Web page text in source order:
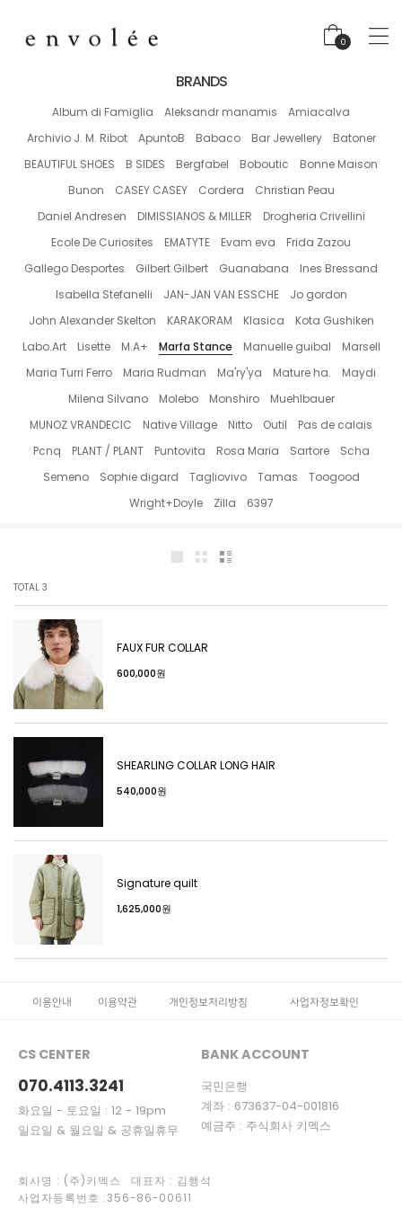
0
BRANDS
Album di Famiglia Aleksandr manamis
Amiacalva
Archivio J. M. Ribot
ApuntoB Babaco Bar Jewellery
Batoner
BEAUTIFUL SHOES
B SIDES Bergfabel Boboutic
Bonne Maison
Bunon
CASEY CASEY Cordera
Christian Peau
Daniel Andresen
DIMISSIANOS & MILLER
Drogheria Crivellini
Ecole De Curiosites
EMATYTE Evam eva
Frida Zazou
Gallego Desportes
Gilbert Gilbert Guanabana
Ines Bressand
Isabella Stefanelli
JAN-JAN VAN ESSCHE
Jo gordon
John Alexander Skelton
KARAKORAM Klasica
Kota Gushiken
Labo.Art
Lisette M.A+ Marfa Stance Manuelle guibal
Marsell
Maria Turri Ferro
Maria Rudman Ma'ry'ya Mature ha.
Maydi
Milena Silvano
Molebo Monshiro
Muehlbauer
MUNOZ VRANDECIC
Native Village Nitto Outil
Pas de calais
Pcnq
PLANT / PLANT Puntovita Rosa Maria Sartore
Scha
Semeno
Sophie digard Tagliovivo Tamas
Toogood
Wright+Doyle
Zilla 6397
TOTAL 3
FAUX FUR COLLAR
600,000원
SHEARLING COLLAR LONG HAIR
540,000원
Signature quilt
1,625,000원
이용안내 이용약관 개인정보처리방침 사업자정보확인
CS CENTER
070.4113.3241
화요일 - 토요일 : 12 - 19pm
일요일 & 월요일 & 공휴일휴무
BANK ACCOUNT
국민은행
계좌 : 673637-04-001816
예금주 : 주식회사 키멕스
회사명 : (주)키멕스 대표자 : 김행석
사업자등록번호 :356-86-00611